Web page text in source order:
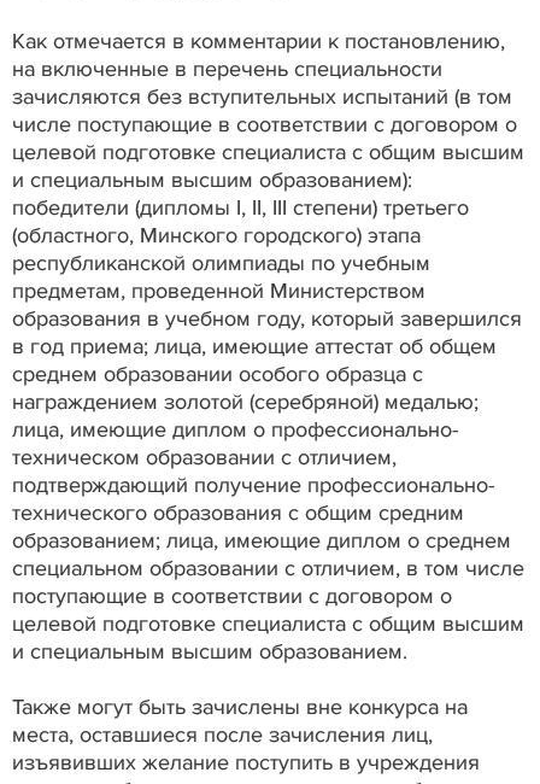
Как отмечается в комментарии к постановлению,
на включенные в перечень специальности
зачисляются без вступительных испытаний (в том
числе поступающие в соответствии с договором о
целевой подготовке специалиста с общим высшим
и специальным высшим образованием):
победители (дипломы I, II, III степени) третьего
(областного, Минского городского) этапа
республиканской олимпиады по учебным
предметам, проведенной Министерством
образования в учебном году, который завершился
в год приема; лица, имеющие аттестат об общем
среднем образовании особого образца с
награждением золотой (серебряной) медалью;
лица, имеющие диплом о профессионально-
техническом образовании с отличием,
подтверждающий получение профессионально-
технического образования с общим средним
образованием; лица, имеющие диплом о среднем
специальном образовании с отличием, в том числе
поступающие в соответствии с договором о
целевой подготовке специалиста с общим высшим
и специальным высшим образованием.
Также могут быть зачислены вне конкурса на
места, оставшиеся после зачисления лиц,
изъявивших желание поступить в учреждения